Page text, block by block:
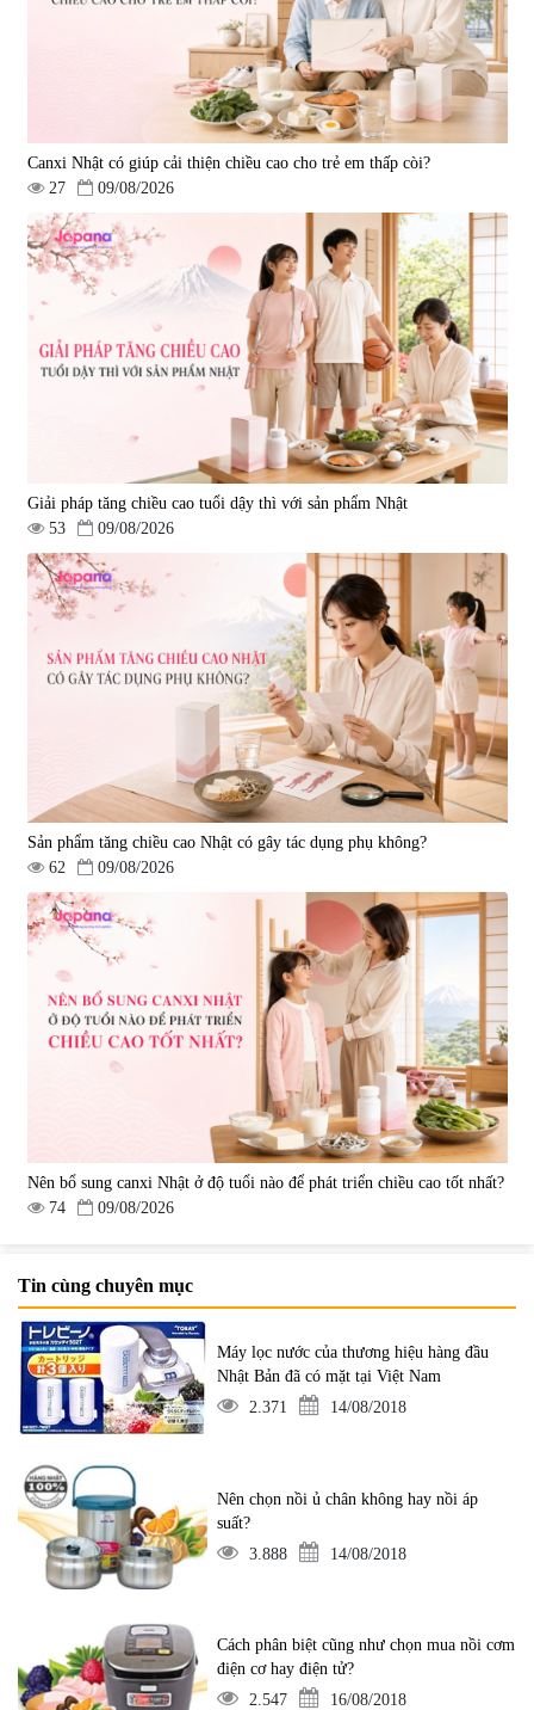
Canxi Nhật có giúp cải thiện chiều cao cho trẻ em thấp còi?
27
09/08/2026
Giải pháp tăng chiều cao tuổi dậy thì với sản phẩm Nhật
53
09/08/2026
Sản phẩm tăng chiều cao Nhật có gây tác dụng phụ không?
62
09/08/2026
Nên bổ sung canxi Nhật ở độ tuổi nào để phát triển chiều cao tốt nhất?
74
09/08/2026
Tin cùng chuyên mục
Máy lọc nước của thương hiệu hàng đầu
Nhật Bản đã có mặt tại Việt Nam
2.371
14/08/2018
Nên chọn nồi ủ chân không hay nồi áp
suất?
3.888
14/08/2018
Cách phân biệt cũng như chọn mua nồi cơm
điện cơ hay điện tử?
2.547
16/08/2018